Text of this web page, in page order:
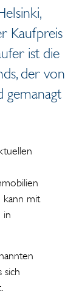
Kaufpreis
ist die
der von
gemanagt
kann mit
in
sich